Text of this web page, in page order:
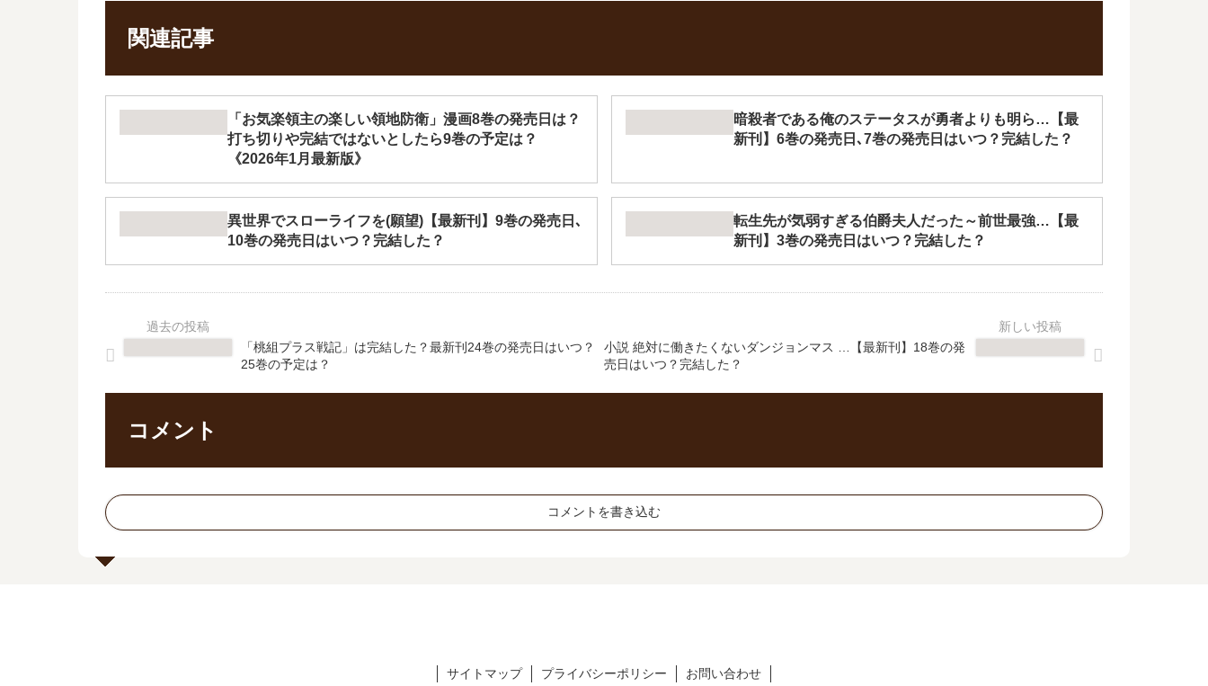
関連記事
「お気楽領主の楽しい領地防衛」漫画8巻の発売日は？
打ち切りや完結ではないとしたら9巻の予定は？
《2026年1月最新版》
暗殺者である俺のステータスが勇者よりも明ら…【最
新刊】6巻の発売日､7巻の発売日はいつ？完結した？
異世界でスローライフを(願望)【最新刊】9巻の発売日､
10巻の発売日はいつ？完結した？
転生先が気弱すぎる伯爵夫人だった～前世最強…【最
新刊】3巻の発売日はいつ？完結した？
「桃組プラス戦記」は完結した？最新刊24巻の発売日はいつ？
25巻の予定は？
小説 絶対に働きたくないダンジョンマス …【最新刊】18巻の発
売日はいつ？完結した？
コメント
コメントを書き込む
サイトマップ プライバシーポリシー お問い合わせ